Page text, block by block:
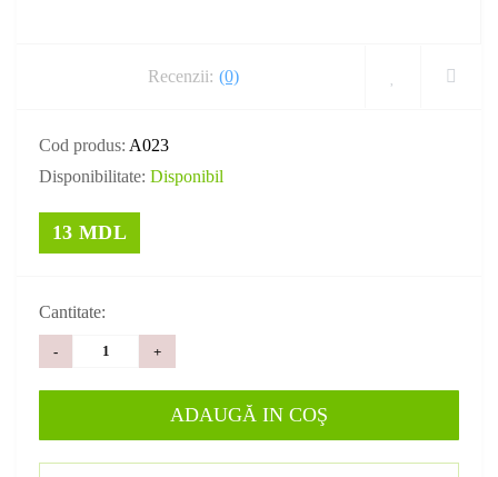
Recenzii: (0)
Cod produs: A023
Disponibilitate: Disponibil
13 MDL
Cantitate:
- +
ADAUGĂ IN COŞ